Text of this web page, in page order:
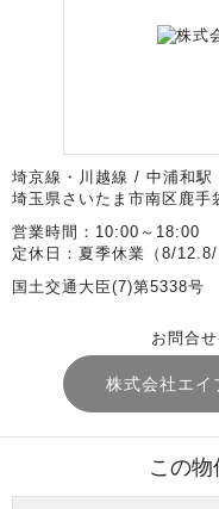
埼京線・川越線 / 中浦和駅
埼玉県さいたま市南区鹿手
営業時間：10:00～18:00
定休日：夏季休業（8/12.8/
国土交通大臣(7)第5338号
お問合
株式会社エイ
この